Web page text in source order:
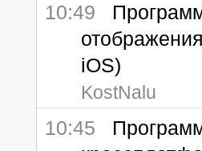
10:49
iOS)
KostNalu
10:45